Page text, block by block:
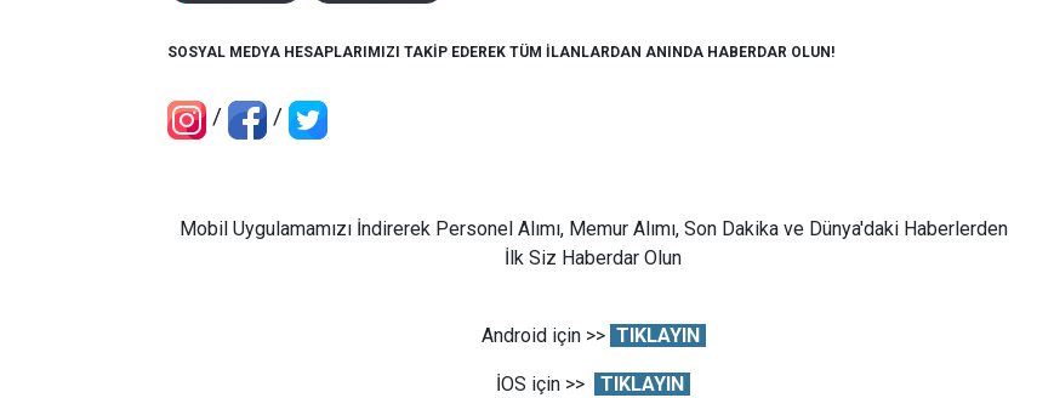
SOSYAL MEDYA HESAPLARIMIZI TAKİP EDEREK TÜM İLANLARDAN ANINDA HABERDAR OLUN!
/ /
Mobil Uygulamamızı İndirerek Personel Alımı, Memur Alımı, Son Dakika ve Dünya'daki Haberlerden
İlk Siz Haberdar Olun
Android için >> TIKLAYIN
İOS için >> TIKLAYIN